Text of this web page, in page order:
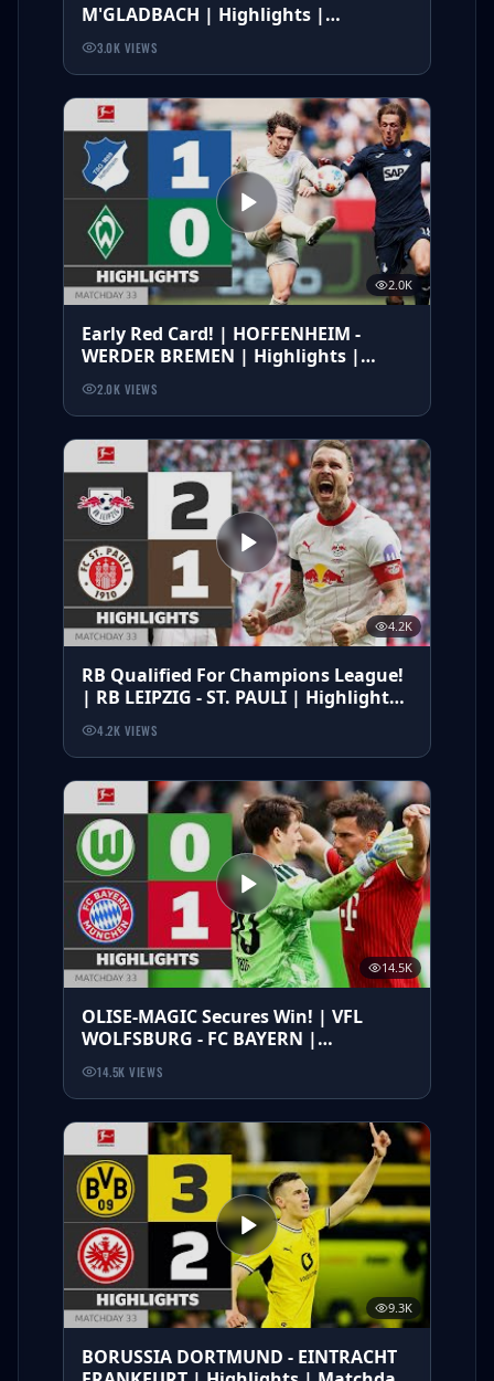
M'GLADBACH | Highlights |
Matchday 33 – Bundesliga 2025/26
3.0K VIEWS
2.0K
Early Red Card! | HOFFENHEIM -
WERDER BREMEN | Highlights |
Matchday 33 – Bundesliga 2025/26
2.0K VIEWS
4.2K
RB Qualified For Champions League!
| RB LEIPZIG - ST. PAULI | Highlights |
Matchday 33 – Bundesliga
4.2K VIEWS
14.5K
OLISE-MAGIC Secures Win! | VFL
WOLFSBURG - FC BAYERN |
Highlights | Matchday 33 –
Bundesliga 2025/26
14.5K VIEWS
9.3K
BORUSSIA DORTMUND - EINTRACHT